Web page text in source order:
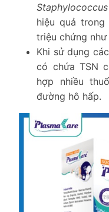
hiệu quả
triệu chứng
Khi sử dụng
có chứa TSN
hợp nhiều
đường hô hấp.